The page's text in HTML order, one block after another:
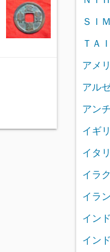
ＳＩ
ＴＡ
アメ
アル
アン
イギ
イタ
イラク
イラン
インド
イン